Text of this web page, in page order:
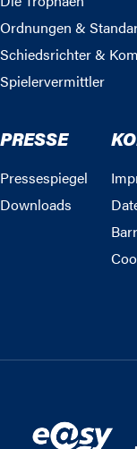
Ordnungen &
Schiedsrichter &
Spielervermittler
PRESSE
Pressespiegel
Downloads